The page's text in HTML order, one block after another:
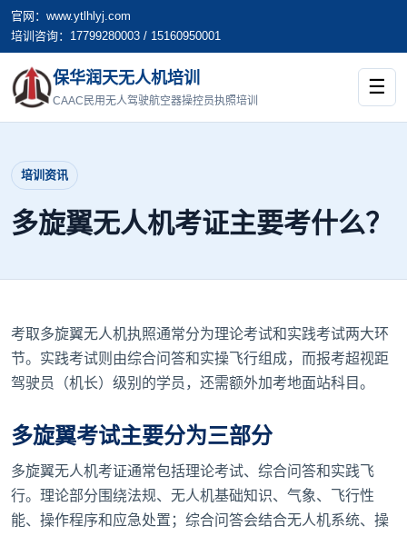
官网：www.ytlhlyj.com
培训咨询：17799280003 / 15160950001
保华润天无人机培训
CAAC民用无人驾驶航空器操控员执照培训
☰
培训资讯
多旋翼无人机考证主要考什么？
考取多旋翼无人机执照通常分为理论考试和实践考试两大环
节。实践考试则由综合问答和实操飞行组成，而报考超视距
驾驶员（机长）级别的学员，还需额外加考地面站科目。
多旋翼考试主要分为三部分
多旋翼无人机考证通常包括理论考试、综合问答和实践飞
行。理论部分围绕法规、无人机基础知识、气象、飞行性
能、操作程序和应急处置；综合问答会结合无人机系统、操